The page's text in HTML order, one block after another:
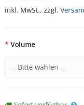
inkl. MwSt., zzgl.
Volume